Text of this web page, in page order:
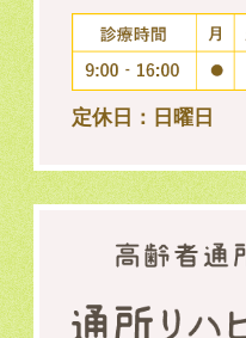
定休日：日曜日